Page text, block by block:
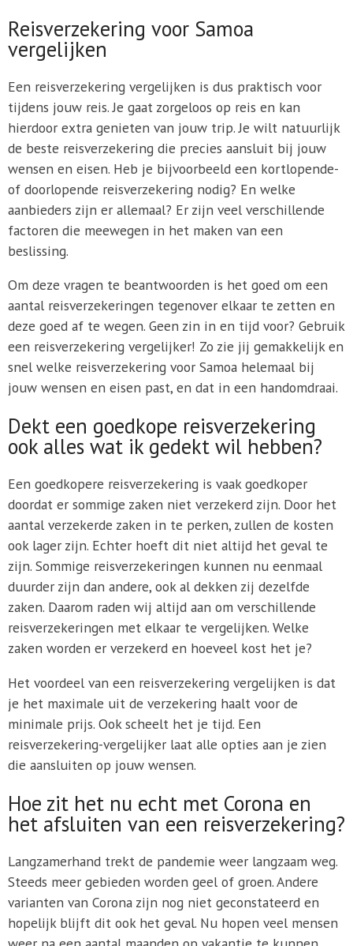
Reisverzekering voor Samoa
vergelijken
Een reisverzekering vergelijken is dus praktisch voor
tijdens jouw reis. Je gaat zorgeloos op reis en kan
hierdoor extra genieten van jouw trip. Je wilt natuurlijk
de beste reisverzekering die precies aansluit bij jouw
wensen en eisen. Heb je bijvoorbeeld een kortlopende-
of doorlopende reisverzekering nodig? En welke
aanbieders zijn er allemaal? Er zijn veel verschillende
factoren die meewegen in het maken van een
beslissing.
Om deze vragen te beantwoorden is het goed om een
aantal reisverzekeringen tegenover elkaar te zetten en
deze goed af te wegen. Geen zin in en tijd voor? Gebruik
een reisverzekering vergelijker! Zo zie jij gemakkelijk en
snel welke reisverzekering voor Samoa helemaal bij
jouw wensen en eisen past, en dat in een handomdraai.
Dekt een goedkope reisverzekering
ook alles wat ik gedekt wil hebben?
Een goedkopere reisverzekering is vaak goedkoper
doordat er sommige zaken niet verzekerd zijn. Door het
aantal verzekerde zaken in te perken, zullen de kosten
ook lager zijn. Echter hoeft dit niet altijd het geval te
zijn. Sommige reisverzekeringen kunnen nu eenmaal
duurder zijn dan andere, ook al dekken zij dezelfde
zaken. Daarom raden wij altijd aan om verschillende
reisverzekeringen met elkaar te vergelijken. Welke
zaken worden er verzekerd en hoeveel kost het je?
Het voordeel van een reisverzekering vergelijken is dat
je het maximale uit de verzekering haalt voor de
minimale prijs. Ook scheelt het je tijd. Een
reisverzekering-vergelijker laat alle opties aan je zien
die aansluiten op jouw wensen.
Hoe zit het nu echt met Corona en
het afsluiten van een reisverzekering?
Langzamerhand trekt de pandemie weer langzaam weg.
Steeds meer gebieden worden geel of groen. Andere
varianten van Corona zijn nog niet geconstateerd en
hopelijk blijft dit ook het geval. Nu hopen veel mensen